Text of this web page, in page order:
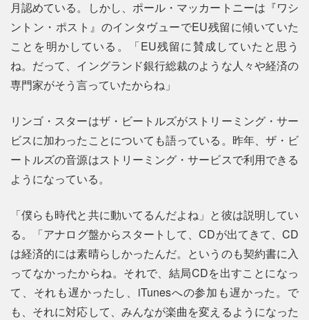
月認めている。しかし、ポール・マッカートニーは『ワシ
ントン・ポスト』のインタヴューでEU残留に傾いていた
ことを明かしている。「EU残留に賛成していたと思う
ね。だって、イングランド銀行総裁のような人々や経済の
専門家がそう言っていたからね」
リンゴ・スターはザ・ビートルズがストリーミング・サー
ビスに加わったことについても語っている。昨年、ザ・ビ
ートルズの音源はストリーミング・サービスで利用できる
ようになっている。
「僕らも時代と共に動いてるんだよね」と彼は説明してい
る。「アナログ盤からスタートして、CDが出てきて、CD
は経済的には素晴らしかったんだ。というのも契約書に入
ってなかったからね。それで、結局CDを出すことになっ
て、それも遅かったし、iTunesへの参加も遅かった。で
も、それに対応して、みんなが楽曲を変えるようになった